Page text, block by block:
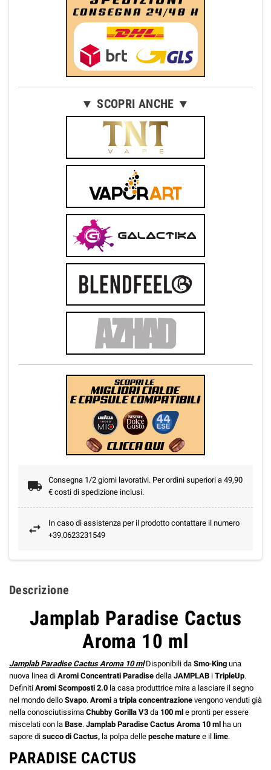
▼ SCOPRI ANCHE ▼
Consegna 1/2 giorni lavorativi. Per ordini superiori a 49,90
€ costi di spedizione inclusi.
In caso di assistenza per il prodotto contattare il numero
+39.0623231549
Descrizione
Jamplab Paradise Cactus
Aroma 10 ml
Jamplab Paradise Cactus Aroma 10 ml Disponibili da Smo-King una
nuova linea di Aromi Concentrati Paradise della JAMPLAB i TripleUp.
Definiti Aromi Scomposti 2.0 la casa produttrice mira a lasciare il segno
nel mondo dello Svapo. Aromi a tripla concentrazione vengono venduti già
nella conosciutissima Chubby Gorilla V3 da 100 ml e pronti per essere
miscelati con la Base. Jamplab Paradise Cactus Aroma 10 ml ha un
sapore di succo di Cactus, la polpa delle pesche mature e il lime.
PARADISE CACTUS